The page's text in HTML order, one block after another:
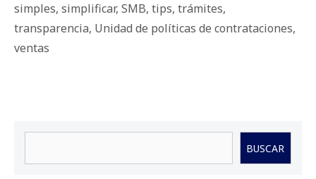
simples, simplificar, SMB, tips, trámites,
transparencia, Unidad de políticas de contrataciones,
ventas
BUSCAR